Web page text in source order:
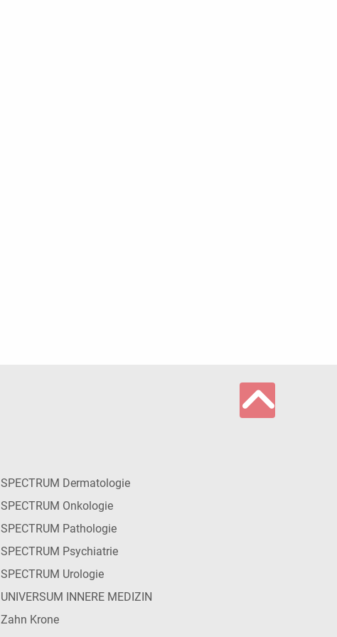
SPECTRUM Dermatologie
SPECTRUM Onkologie
SPECTRUM Pathologie
SPECTRUM Psychiatrie
SPECTRUM Urologie
UNIVERSUM INNERE MEDIZIN
Zahn Krone